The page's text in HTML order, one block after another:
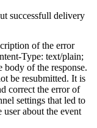
successfull delivery
of the error
Type: text/plain;
body of the response.
be resubmitted. It is
correct the error of
settings that led to
about the event